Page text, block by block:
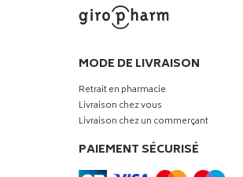
MODE DE LIVRAISON
Retrait en pharmacie
Livraison chez vous
Livraison chez un commerçant
PAIEMENT SÉCURISÉ